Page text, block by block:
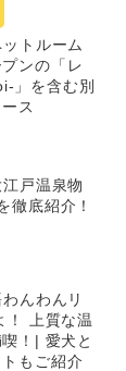
トルーム
ンの「レ
」を含む別
ス
戸温泉物
徹底紹介！
んわんリ
！ 上質な温
！| 愛犬と
もご紹介